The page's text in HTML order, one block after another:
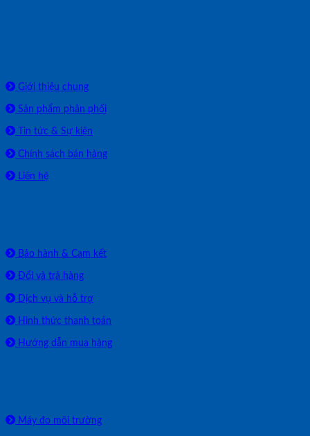
Giới thiệu chung
Sản phẩm phân phối
Tin tức & Sự kiện
Chính sách bán hàng
Liên hệ
Bảo hành & Cam kết
Đổi và trả hàng
Dịch vụ và hỗ trợ
Hình thức thanh toán
Hướng dẫn mua hàng
Máy đo môi trường